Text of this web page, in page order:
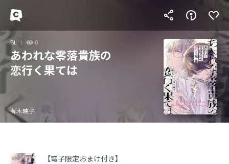
BL 0
あわれな零落貴族の
恋行く果ては
有木映子
【電子限定おまけ付き】